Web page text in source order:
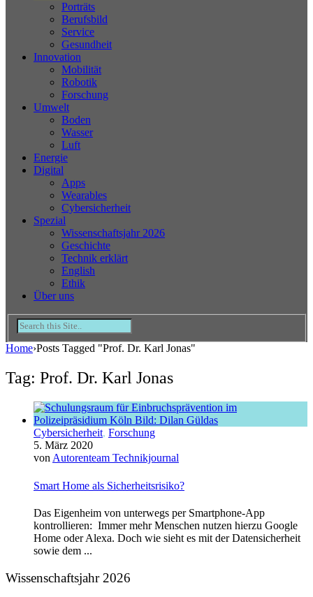
Porträts
Berufsbild
Service
Gesundheit
Innovation
Mobilität
Robotik
Forschung
Umwelt
Boden
Wasser
Luft
Energie
Digital
Apps
Wearables
Cybersicherheit
Spezial
Wissenschaftsjahr 2026
Geschichte
Technik erklärt
English
Ethik
Über uns
Home›Posts Tagged "Prof. Dr. Karl Jonas"
Tag: Prof. Dr. Karl Jonas
Cybersicherheit, Forschung
5. März 2020
von Autorenteam Technikjournal
Smart Home als Sicherheitsrisiko?
Das Eigenheim von unterwegs per Smartphone-App
kontrollieren: Immer mehr Menschen nutzen hierzu Google
Home oder Alexa. Doch wie sieht es mit der Datensicherheit
sowie dem ...
Wissenschaftsjahr 2026